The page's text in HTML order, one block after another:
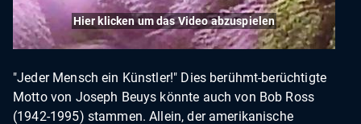
Hier klicken um das Video abzuspielen
"Jeder Mensch ein Künstler!" Dies berühmt-berüchtigte
Motto von Joseph Beuys könnte auch von Bob Ross
(1942-1995) stammen. Allein, der amerikanische